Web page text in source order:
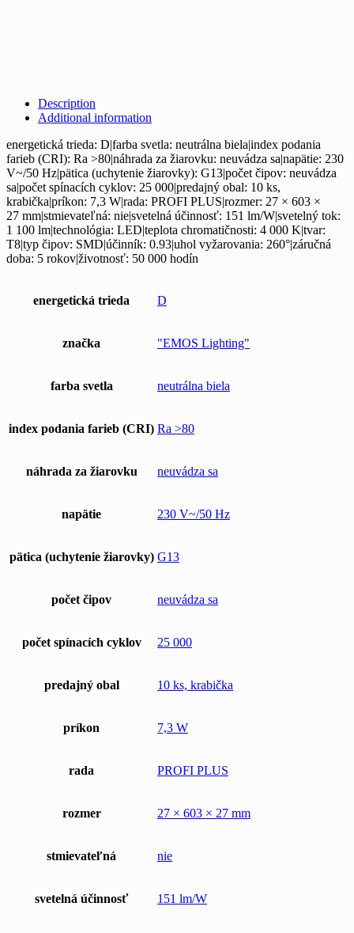
Description
Additional information
energetická trieda: D|farba svetla: neutrálna biela|index podania
farieb (CRI): Ra >80|náhrada za žiarovku: neuvádza sa|napätie: 230
V~/50 Hz|pätica (uchytenie žiarovky): G13|počet čipov: neuvádza
sa|počet spínacích cyklov: 25 000|predajný obal: 10 ks,
krabička|príkon: 7,3 W|rada: PROFI PLUS|rozmer: 27 × 603 ×
27 mm|stmievateľná: nie|svetelná účinnosť: 151 lm/W|svetelný tok:
1 100 lm|technológia: LED|teplota chromatičnosti: 4 000 K|tvar:
T8|typ čipov: SMD|účinník: 0.93|uhol vyžarovania: 260°|záručná
doba: 5 rokov|životnosť: 50 000 hodín
energetická trieda D
značka "EMOS Lighting"
farba svetla neutrálna biela
index podania farieb (CRI) Ra >80
náhrada za žiarovku neuvádza sa
napätie 230 V~/50 Hz
pätica (uchytenie žiarovky) G13
počet čipov neuvádza sa
počet spínacích cyklov 25 000
predajný obal 10 ks, krabička
príkon 7,3 W
rada PROFI PLUS
rozmer 27 × 603 × 27 mm
stmievateľná nie
svetelná účinnosť 151 lm/W